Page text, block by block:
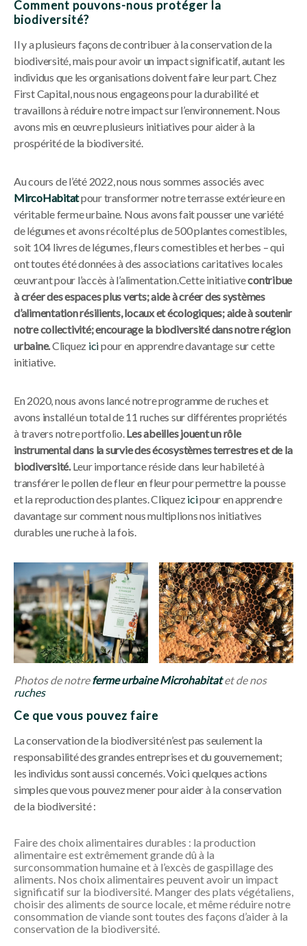
Comment pouvons-nous protéger la
biodiversité?
Il y a plusieurs façons de contribuer à la conservation de la
biodiversité, mais pour avoir un impact significatif, autant les
individus que les organisations doivent faire leur part. Chez
First Capital, nous nous engageons pour la durabilité et
travaillons à réduire notre impact sur l’environnement. Nous
avons mis en œuvre plusieurs initiatives pour aider à la
prospérité de la biodiversité.
Au cours de l’été 2022, nous nous sommes associés avec
MircoHabitatpour transformer notre terrasse extérieure en
véritable ferme urbaine. Nous avons fait pousser une variété
de légumes et avons récolté plus de 500 plantes comestibles,
soit 104 livres de légumes, fleurs comestibles et herbes – qui
ont toutes été données à des associations caritatives locales
œuvrant pour l’accès à l’alimentation.Cette initiativecontribue
à créer des espaces plus verts; aide à créer des systèmes
d’alimentation résilients, locaux et écologiques; aide à soutenir
notre collectivité; encourage la biodiversité dans notre région
urbaine.Cliquez icipour en apprendre davantage sur cette
initiative.
En 2020, nous avons lancé notre programme de ruches et
avons installé un total de 11 ruches sur différentes propriétés
à travers notre portfolio.Les abeilles jouent un rôle
instrumental dans la survie des écosystèmes terrestres et de la
biodiversité.Leur importance réside dans leur habileté à
transférer le pollen de fleur en fleur pour permettre la pousse
et la reproduction des plantes. Cliquezicipour en apprendre
davantage sur comment nous multiplions nos initiatives
durables une ruche à la fois.
Photos de notreferme urbaine Microhabitatet de nos
ruches
Ce que vous pouvez faire
La conservation de la biodiversité n’est pas seulement la
responsabilité des grandes entreprises et du gouvernement;
les individus sont aussi concernés. Voici quelques actions
simples que vous pouvez mener pour aider à la conservation
de la biodiversité :
Faire des choix alimentaires durables : la production
alimentaire est extrêmement grande dû à la
surconsommation humaine et à l’excès de gaspillage des
aliments. Nos choix alimentaires peuvent avoir un impact
significatif sur la biodiversité. Manger des plats végétaliens,
choisir des aliments de source locale, et même réduire notre
consommation de viande sont toutes des façons d’aider à la
conservation de la biodiversité.